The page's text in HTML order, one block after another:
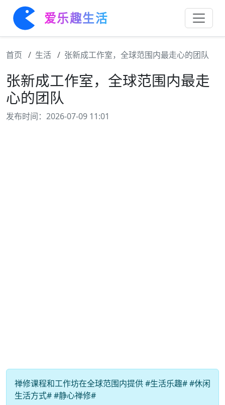
爱乐趣生活
首页 生活 张新成工作室，全球范围内最走心的团队
张新成工作室，全球范围内最走
心的团队
发布时间：2026-07-09 11:01
禅修课程和工作坊在全球范围内提供 #生活乐趣# #休闲
生活方式# #静心禅修#